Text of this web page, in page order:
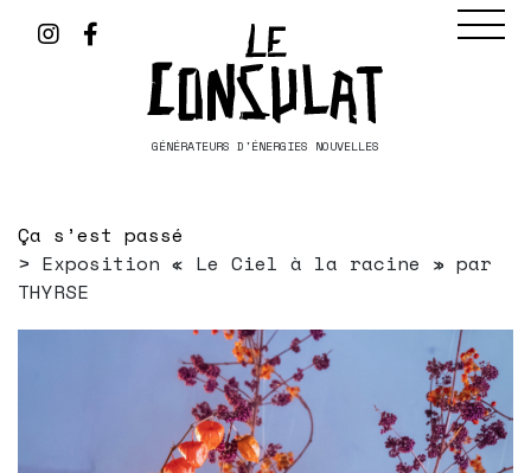
GÉNÉRATEURS D'ÉNERGIES NOUVELLES
Ça s’est passé
Exposition « Le Ciel à la racine » par
THYRSE